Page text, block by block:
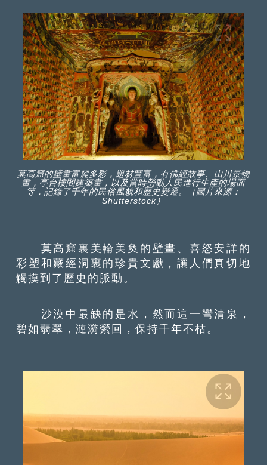
莫高窟的壁畫富麗多彩，題材豐富，有佛經故事、山川景物
畫，亭台樓閣建築畫，以及當時勞動人民進行生產的場面
等，記錄了千年的民俗風貌和歷史變遷。（圖片來源：
Shutterstock）
莫高窟裏美輪美奐的壁畫、喜怒安詳的
彩塑和藏經洞裏的珍貴文獻，讓人們真切地
觸摸到了歷史的脈動。
沙漠中最缺的是水，然而這一彎清泉，
碧如翡翠，漣漪縈回，保持千年不枯。